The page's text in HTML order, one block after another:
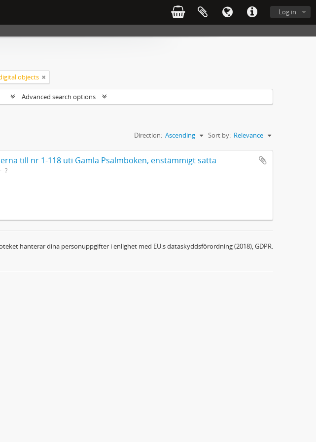
Log in
objects
Advanced search options
Sort by: Relevance
Direction: Ascending
till nr 1-118 uti Gamla Psalmboken, enstämmigt satta
?
hanterar dina personuppgifter i enlighet med EU:s dataskyddsförordning (2018), GDPR.